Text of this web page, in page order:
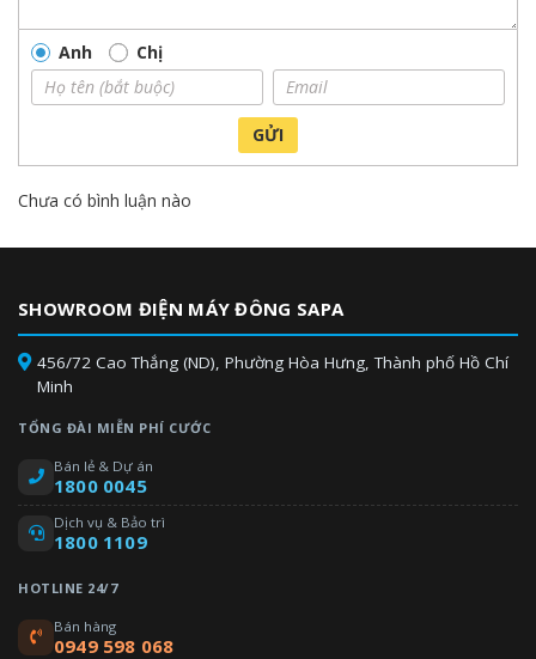
Anh Chị
GỬI
Chưa có bình luận nào
SHOWROOM ĐIỆN MÁY ĐÔNG SAPA
456/72 Cao Thắng (ND), Phường Hòa Hưng, Thành phố Hồ Chí
Minh
TỔNG ĐÀI MIỄN PHÍ CƯỚC
Bán lẻ & Dự án
1800 0045
Dịch vụ & Bảo trì
1800 1109
HOTLINE 24/7
Bán hàng
0949 598 068